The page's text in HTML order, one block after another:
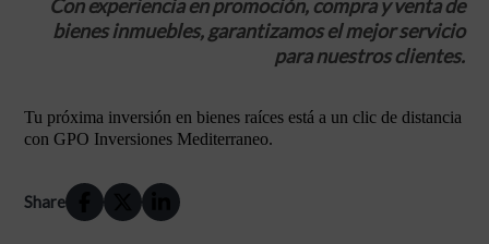
Con experiencia en promoción, compra y venta de
bienes inmuebles, garantizamos el mejor servicio
para nuestros clientes.
Tu próxima inversión en bienes raíces está a un clic de distancia
con GPO Inversiones Mediterraneo.
Share